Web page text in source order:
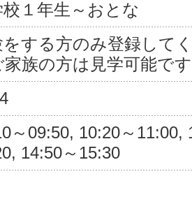
１年生～おとな
をする方のみ登録して
家族の方は見学可能で
～09:50, 10:20～11:00,
14:50～15:30